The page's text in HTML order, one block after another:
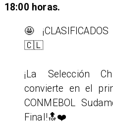
18:00 horas.
🤩
🇨🇱
¡La Selección
convierte en el
CONMEBOL
Final!🔝❤️